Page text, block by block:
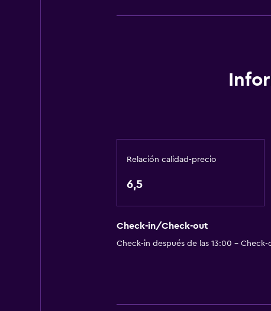
Relación calidad-precio
6,5
Check-in/Check-out
Check-in después de las 13:00 - Check-